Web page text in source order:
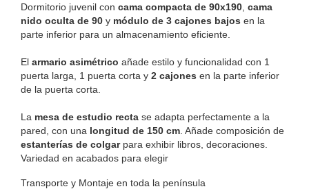
Dormitorio juvenil con cama compacta de 90x190 cama
nido oculta de 90 y módulo de 3 cajones bajos en la
parte inferior para un almacenamiento eficiente.
El armario asimétrico añade estilo y funcionalidad con 1
puerta larga, 1 puerta corta y 2 cajones en la parte inferior
de la puerta corta.
La mesa de estudio recta se adapta perfectamente a la
pared, con una longitud de 150 cm . Añade composición de
estanterías de colgarpara exhibir libros, decoraciones.
Variedad en acabados para elegir
Transporte y Montaje en toda la península